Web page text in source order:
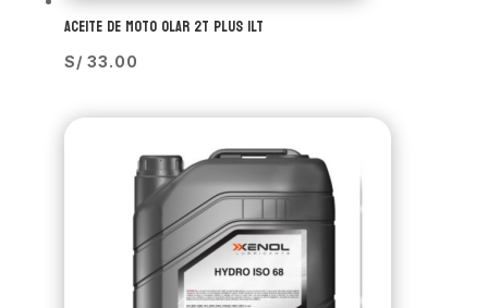
ACEITE DE MOTO OLAR 2T PLUS 1LT
S/ 33.00